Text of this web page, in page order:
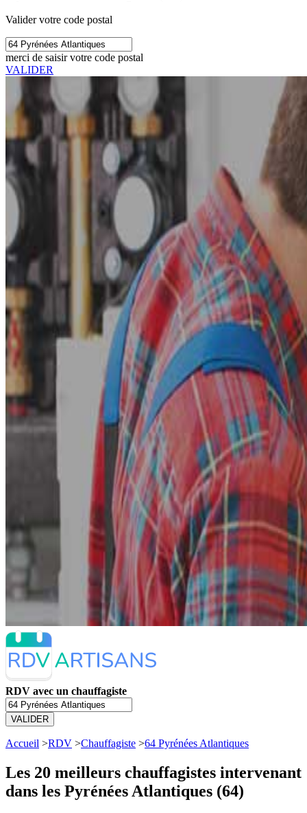
Valider votre code postal
merci de saisir votre code postal
VALIDER
RDV avec un chauffagiste
VALIDER
Accueil >RDV >Chauffagiste >64 Pyrénées Atlantiques
Les 20 meilleurs chauffagistes intervenant
dans les Pyrénées Atlantiques (64)